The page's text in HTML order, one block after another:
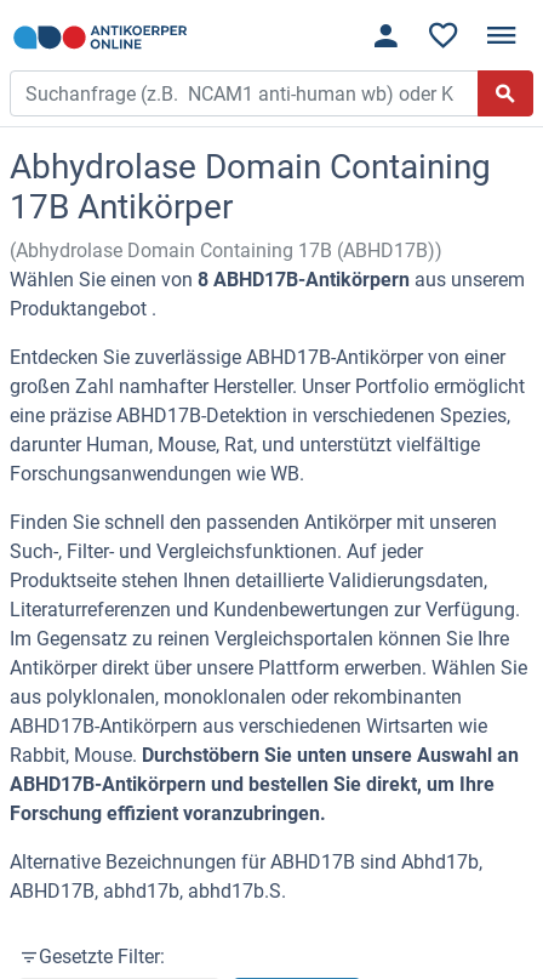
Abhydrolase Domain Containing
17B Antikörper
(Abhydrolase Domain Containing 17B (ABHD17B))
Wählen Sie einen von 8 ABHD17B-Antikörpern aus unserem
Produktangebot .
Entdecken Sie zuverlässige ABHD17B-Antikörper von einer
großen Zahl namhafter Hersteller. Unser Portfolio ermöglicht
eine präzise ABHD17B-Detektion in verschiedenen Spezies,
darunter Human, Mouse, Rat, und unterstützt vielfältige
Forschungsanwendungen wie WB.
Finden Sie schnell den passenden Antikörper mit unseren
Such-, Filter- und Vergleichsfunktionen. Auf jeder
Produktseite stehen Ihnen detaillierte Validierungsdaten,
Literaturreferenzen und Kundenbewertungen zur Verfügung.
Im Gegensatz zu reinen Vergleichsportalen können Sie Ihre
Antikörper direkt über unsere Plattform erwerben. Wählen Sie
aus polyklonalen, monoklonalen oder rekombinanten
ABHD17B-Antikörpern aus verschiedenen Wirtsarten wie
Rabbit, Mouse. Durchstöbern Sie unten unsere Auswahl an
ABHD17B-Antikörpern und bestellen Sie direkt, um Ihre
Forschung effizient voranzubringen.
Alternative Bezeichnungen für ABHD17B sind Abhd17b,
ABHD17B, abhd17b, abhd17b.S.
Gesetzte Filter: